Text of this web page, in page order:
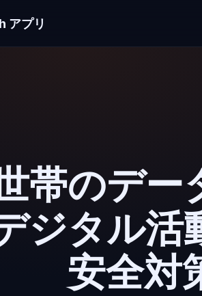
アプリ
帯のデー
ジタル活
安全対